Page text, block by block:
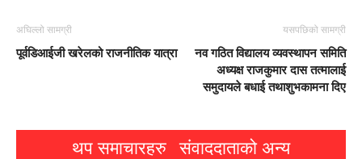
अघिल्लो सामग्री
पूर्वडिआईजी खरेलको राजनीतिक यात्रा
यसपछिको सामग्री
नव गठित विद्यालय व्यवस्थापन समिति
अध्यक्ष राजकुमार दास तत्मालाई
समुदायले बधाई तथाशुभकामना दिए
थप समाचारहरु संवाददाताको अन्य